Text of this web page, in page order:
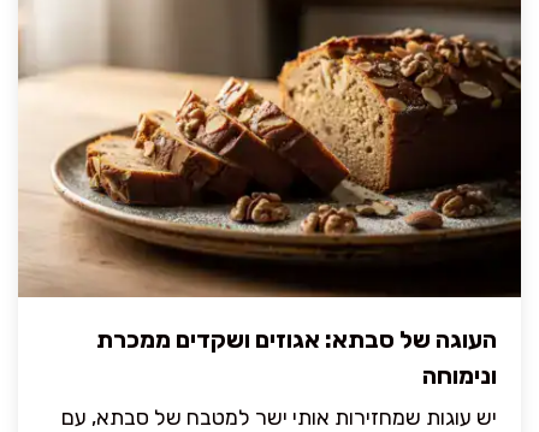
העוגה של סבתא: אגוזים ושקדים ממכרת
ונימוחה
יש עוגות שמחזירות אותי ישר למטבח של סבתא, עם